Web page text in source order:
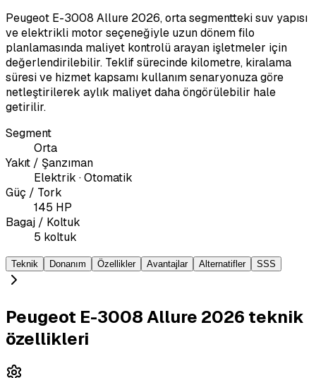
Peugeot E-3008 Allure 2026, orta segmentteki suv yapısı
ve elektrikli motor seçeneğiyle uzun dönem filo
planlamasında maliyet kontrolü arayan işletmeler için
değerlendirilebilir. Teklif sürecinde kilometre, kiralama
süresi ve hizmet kapsamı kullanım senaryonuza göre
netleştirilerek aylık maliyet daha öngörülebilir hale
getirilir.
Segment
Orta
Yakıt / Şanzıman
Elektrik · Otomatik
Güç / Tork
145 HP
Bagaj / Koltuk
5 koltuk
Teknik Donanım Özellikler Avantajlar Alternatifler SSS
Peugeot E-3008 Allure 2026 teknik
özellikleri